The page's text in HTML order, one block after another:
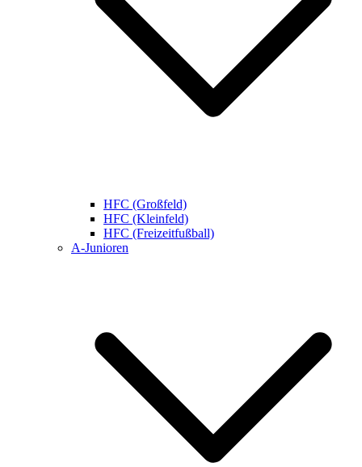
HFC (Großfeld)
HFC (Kleinfeld)
HFC (Freizeitfußball)
A-Junioren